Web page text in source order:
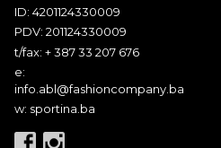
ID: 4201124330009
PDV: 201124330009
t/fax: + 387 33 207 676
e:
info.abl@fashioncompany.ba
w: sportina.ba